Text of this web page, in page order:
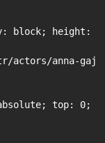
block; height:
actors/anna-
top: 0;